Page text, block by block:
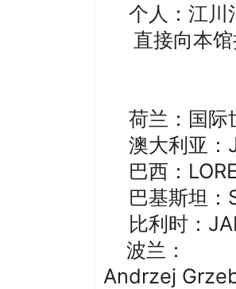
个人：江川
直接向本
荷兰：国际
澳大利亚
巴西：
巴基斯坦：
比利时：
波兰：
Andrzej